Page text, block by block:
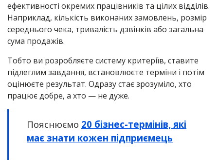
ефективності окремих працівників та цілих відділів.
Наприклад, кількість виконаних замовлень, розмір
середнього чека, тривалість дзвінків або загальна
сума продажів.
Тобто ви розробляєте систему критеріїв, ставите
підлеглим завдання, встановлюєте терміни і потім
оцінюєте результат. Одразу стає зрозуміло, хто
працює добре, а хто — не дуже.
Пояснюємо 20 бізнес-термінів, які
має знати кожен підприємець